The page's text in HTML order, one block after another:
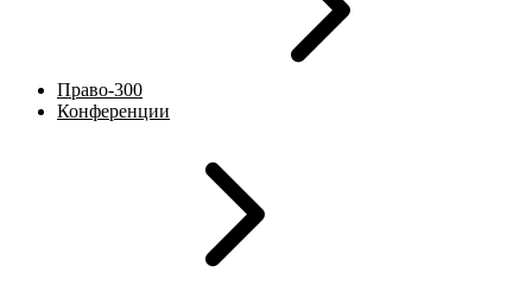
Право-300
Конференции